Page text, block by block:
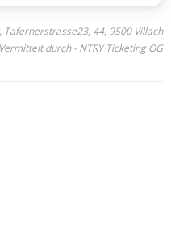
Villach
44, 9500 Villach
Vermittelt durch - NTRY Ticketing OG